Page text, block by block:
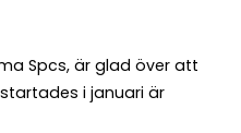
Spcs, är glad över att
i januari är